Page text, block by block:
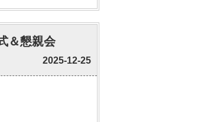
＆懇親会
2025-12-25